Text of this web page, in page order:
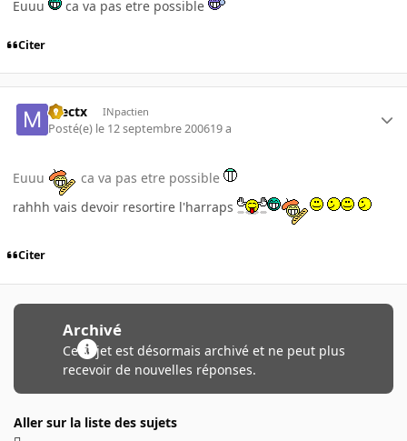
Euuu ca va pas etre possible
Citer
mectx INpactien
Posté(e) le 12 septembre 200619 a
Euuu
ca va pas etre possible
rahhh vais devoir resortire l'harraps
Citer
Archivé
Ce sujet est désormais archivé et ne peut plus
recevoir de nouvelles réponses.
Aller sur la liste des sujets